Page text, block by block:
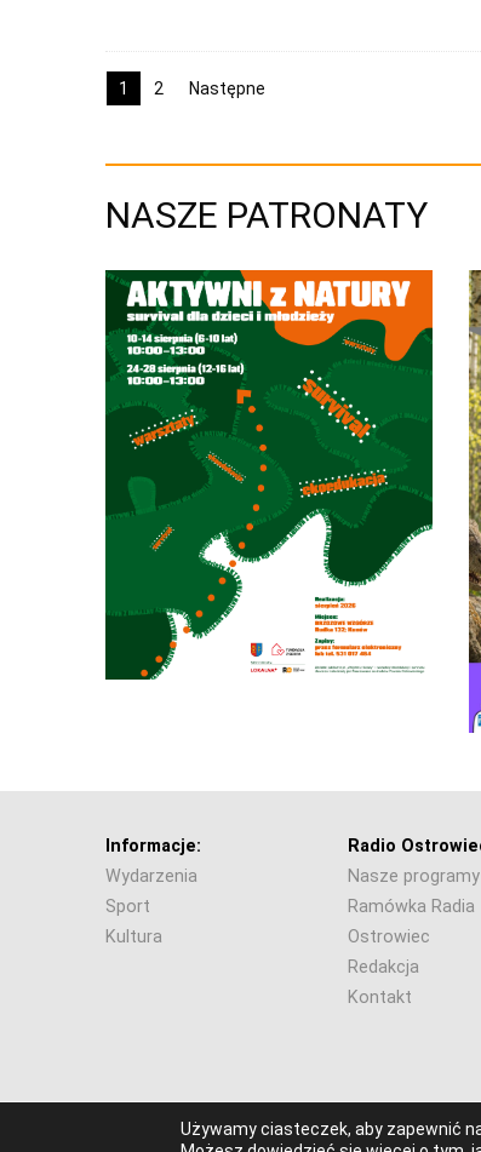
1 2 Następne
NASZE PATRONATY
Informacje:
Wydarzenia
Sport
Kultura
Radio
Nasze programy
Ramówka Radia
Ostrowiec
Redakcja
Kontakt
© Wszelkie prawa zastrzeżone. Radio
Używamy ciasteczek, aby zapewnić